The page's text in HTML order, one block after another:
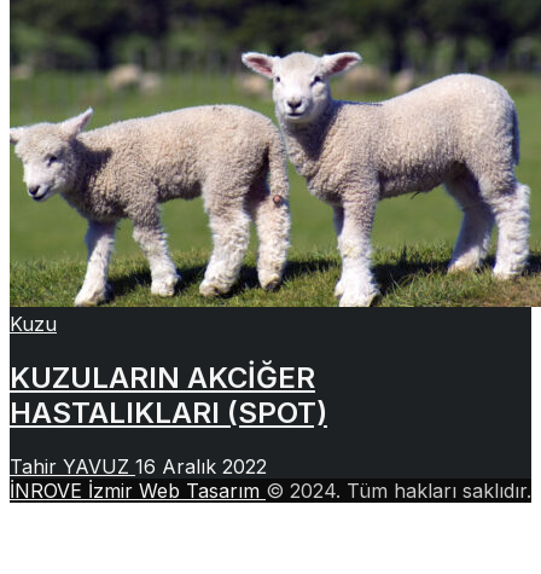
Kuzu
KUZULARIN AKCİĞER
HASTALIKLARI (SPOT)
Tahir YAVUZ 16 Aralık 2022
İNROVE İzmir Web Tasarım © 2024. Tüm hakları saklıdır.